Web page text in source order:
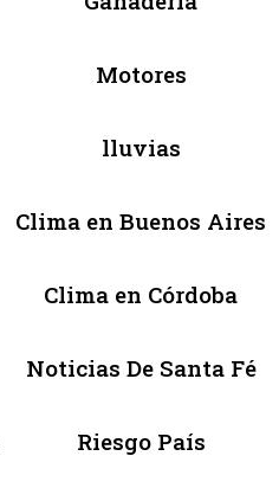
Motores
lluvias
Clima en Buenos Aires
Clima en Córdoba
Noticias De Santa Fé
Riesgo País